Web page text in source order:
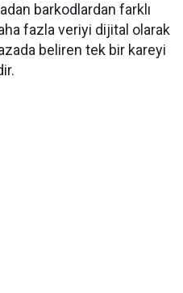
barkodlardan farklı
fazla veriyi dijital olarak
beliren tek bir kareyi